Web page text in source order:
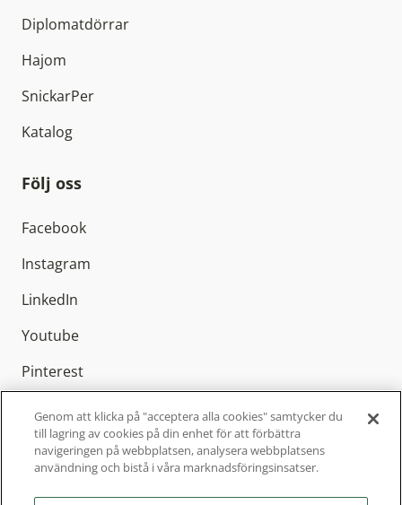
Diplomatdörrar
Hajom
SnickarPer
Katalog
Följ oss
Facebook
Instagram
LinkedIn
Youtube
Pinterest
Elitfönster AB är Sveriges ledande
fönstertillverkare med cirka 800 anställda och
Genom att klicka på "acceptera alla cookies" samtycker du
till lagring av cookies på din enhet för att förbättra
navigeringen på webbplatsen, analysera webbplatsens
användning och bistå i våra marknadsföringsinsatser.